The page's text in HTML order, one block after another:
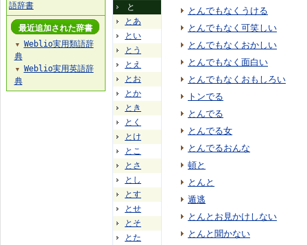
と
とあ
とい
とう
とえ
とお
とか
とき
とく
とけ
とこ
とさ
とし
とす
とせ
とそ
とた
とんでもなくうける
とんでもなく可笑しい
とんでもなくおかしい
とんでもなく面白い
とんでもなくおもしろい
トンでる
とんでる
とんでる女
とんでるおんな
頓と
とんと
遁逃
とんとお見かけしない
とんと聞かない
語辞書
最近追加された辞書
▼
Weblio実用類語辞
典
▼
Weblio実用英語辞
典